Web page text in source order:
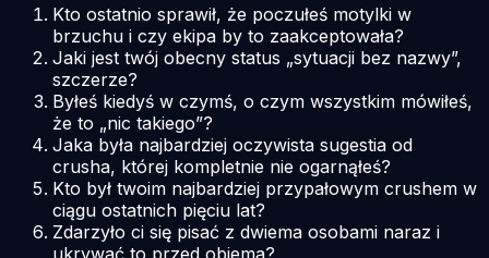
Kto ostatnio sprawił, że poczułeś motylki w
brzuchu i czy ekipa by to zaakceptowała?
Jaki jest twój obecny status „sytuacji bez nazwy”,
szczerze?
Byłeś kiedyś w czymś, o czym wszystkim mówiłeś,
że to „nic takiego”?
Jaka była najbardziej oczywista sugestia od
crusha, której kompletnie nie ogarnąłeś?
Kto był twoim najbardziej przypałowym crushem w
ciągu ostatnich pięciu lat?
Zdarzyło ci się pisać z dwiema osobami naraz i
ukrywać to przed obiema?